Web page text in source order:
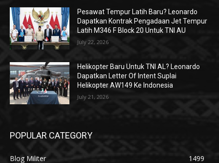
Pesawat Tempur Latih Baru? Leonardo
Dapatkan Kontrak Pengadaan Jet Tempur
Latih M346 F Block 20 Untuk TNI AU
July 22, 2026
Helikopter Baru Untuk TNI AL? Leonardo
Dapatkan Letter Of Intent Suplai
Helikopter AW149 Ke Indonesia
July 21, 2026
POPULAR CATEGORY
Blog Militer
1499